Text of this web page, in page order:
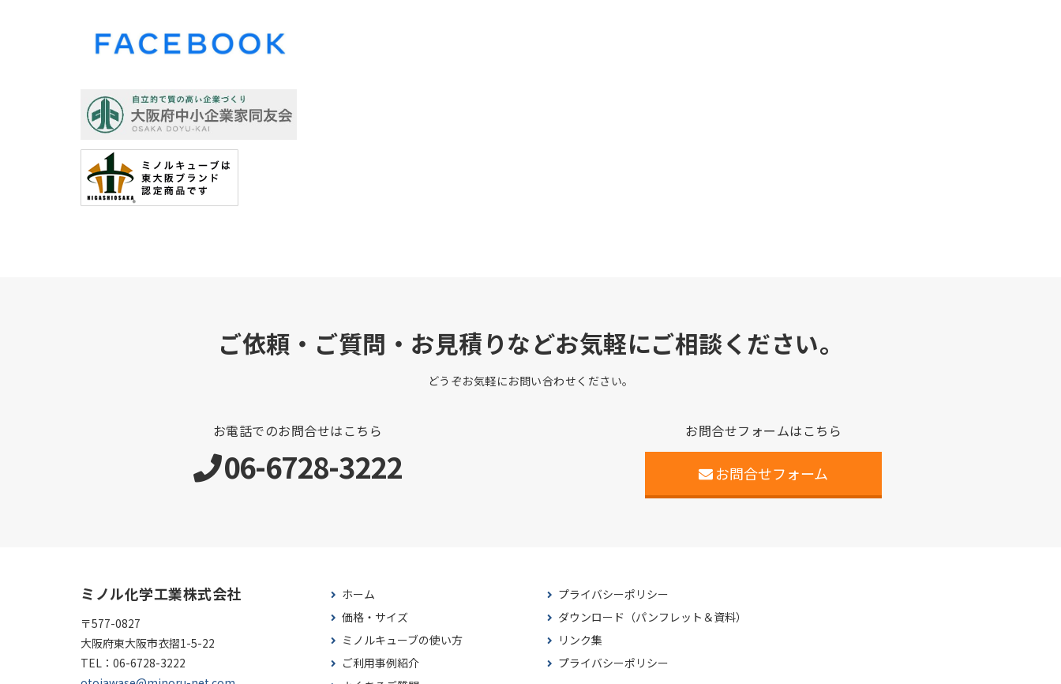
ご依頼・ご質問・お見積りなどお気軽にご相談ください。
どうぞお気軽にお問い合わせください。
お電話でのお問合せはこちら
06-6728-3222
お問合せフォームはこちら
お問合せフォーム
ミノル化学工業株式会社
〒577-0827
大阪府東大阪市衣摺1-5-22
TEL： 06-6728-3222
ホーム
価格・サイズ
ミノルキューブの使い方
ご利用事例紹介
プライバシーポリシー
ダウンロード（パンフレット＆資料）
リンク集
プライバシーポリシー